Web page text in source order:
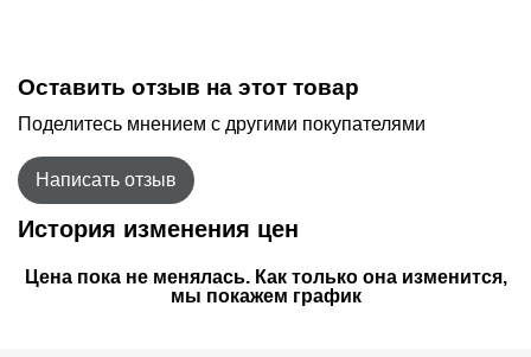
Оставить отзыв на этот товар
Поделитесь мнением с другими покупателями
Написать отзыв
История изменения цен
Цена пока не менялась. Как только она изменится,
мы покажем график